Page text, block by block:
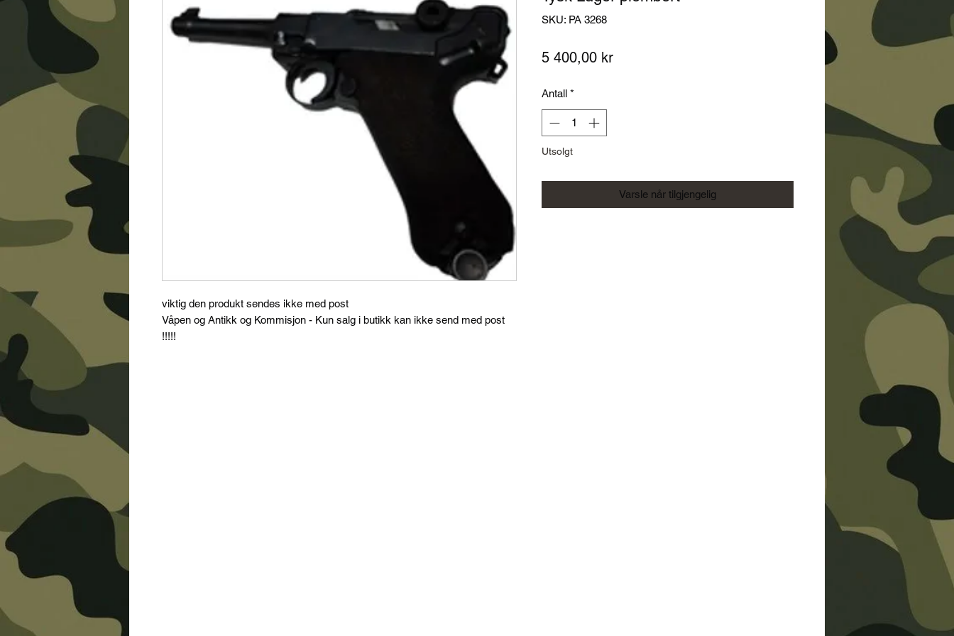
viktig den produkt sendes ikke med post
Våpen og Antikk og Kommisjon - Kun salg i butikk kan ikke send med post
!!!!!
SKU: PA 3268
5 400,00 krPris
Antall *
Utsolgt
Varsle når tilgjengelig